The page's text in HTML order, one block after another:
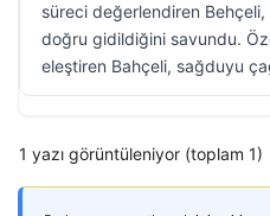
süreci değerlendiren Behçeli,
doğru gidildiğini savundu.
eleştiren Bahçeli, sağduyu
1 yazı görüntüleniyor (toplam 1)